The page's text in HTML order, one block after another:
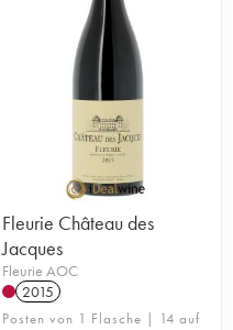
Fleurie Château des
Jacques
Fleurie AOC
2015
Posten von 1 Flasche | 14 auf